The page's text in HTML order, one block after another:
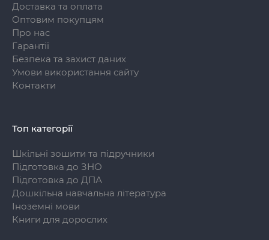
Доставка та оплата
Оптовим покупцям
Про нас
Гарантії
Безпека та захист даних
Умови використання сайту
Контакти
Топ категорії
Шкільні зошити та підручники
Підготовка до ЗНО
Підготовка до ДПА
Дошкільна навчальна література
Іноземні мови
Книги для дорослих